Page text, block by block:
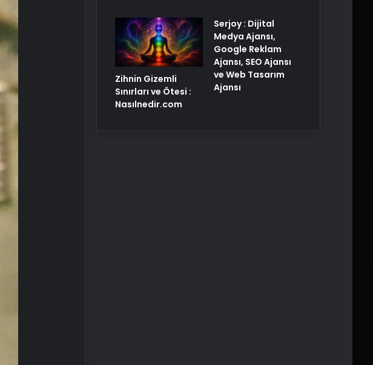
Zihnin Gizemli
Sınırları ve Ötesi :
Nasılnedir.com
Serjoy : Dijital
Medya Ajansı,
Google Reklam
Ajansı, SEO Ajansı
ve Web Tasarım
Ajansı